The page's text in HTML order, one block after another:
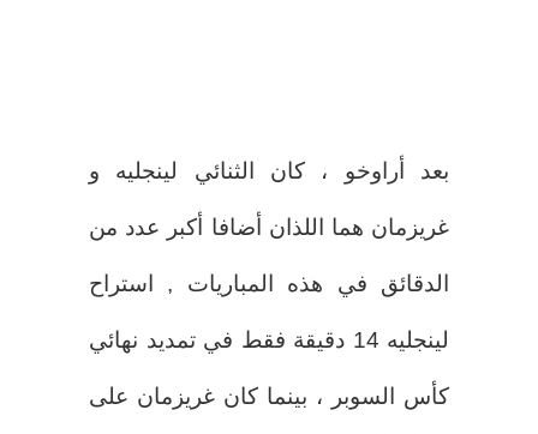
بعد أراوخو ، كان الثنائي لينجليه و
غريزمان هما اللذان أضافا أكبر عدد من
الدقائق في هذه المباريات , استراح
لينجليه 14 دقيقة فقط في تمديد نهائي
كأس السوبر ، بينما كان غريزمان على